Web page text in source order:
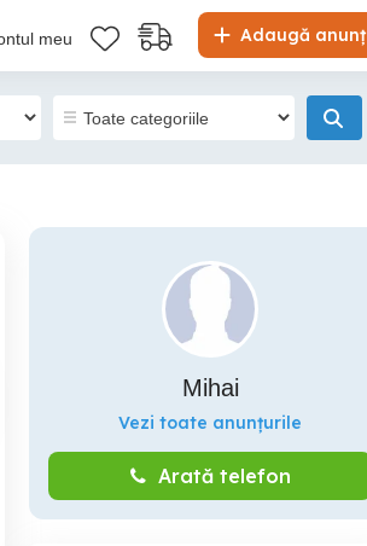
Adaugă anunț
meu
Mihai
Vezi toate anunțurile
Arată telefon